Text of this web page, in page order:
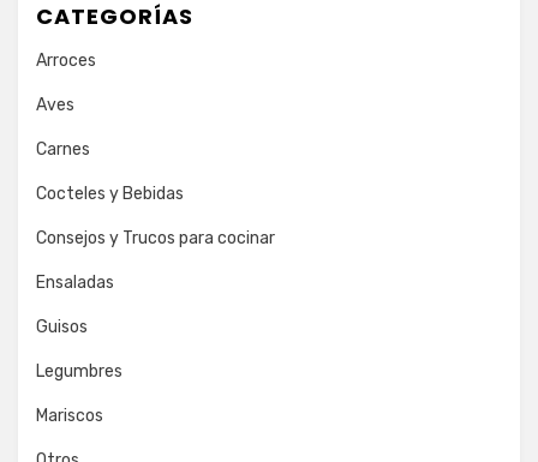
CATEGORÍAS
Arroces
Aves
Carnes
Cocteles y Bebidas
Consejos y Trucos para cocinar
Ensaladas
Guisos
Legumbres
Mariscos